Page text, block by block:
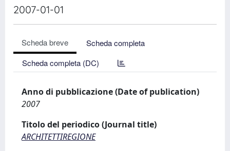
2007-01-01
Scheda breve
Scheda completa
Scheda completa (DC)
Anno di pubblicazione (Date of publication)
2007
Titolo del periodico (Journal title)
ARCHITETTIREGIONE